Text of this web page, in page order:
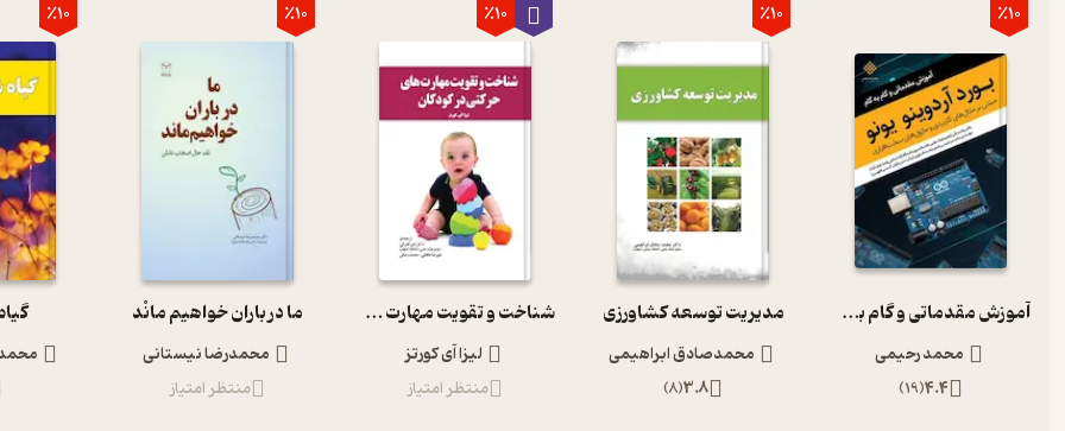
٪10
آموزش مقدماتی و گام به گام بورد آردوینو یونو
محمد رحیمی
4.4
(
19
)
٪10
مدیریت توسعه کشاورزی
محمدصادق ابراهیمی
3.8
(
8
)
٪10
شناخت و تقویت مهارت­ های حرکتی در کودکان
لیزا آی کورتز
منتظر امتیاز
٪10
ما در باران خواهیم مانْد
محمدرضا نیستانی
منتظر امتیاز
٪10